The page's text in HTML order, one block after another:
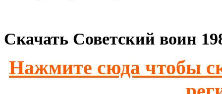
Скачать Советский воин
Нажмите сюда чтобы